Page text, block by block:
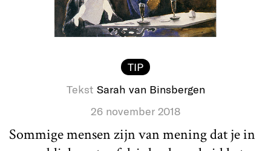
TIP
Tekst Sarah van Binsbergen
26 november 2018
Sommige mensen zijn van mening dat je in